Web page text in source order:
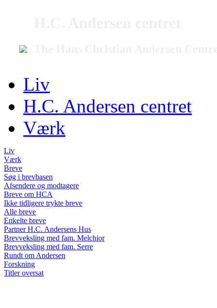
Liv
H.C. Andersen centret
Værk
Liv
Værk
Breve
Søg i brevbasen
Afsendere og modtagere
Breve om HCA
Ikke tidligere trykte breve
Alle breve
Enkelte breve
Partner H.C. Andersens Hus
Brevveksling med fam. Melchior
Brevveksling med fam. Serre
Rundt om Andersen
Forskning
Titler oversat